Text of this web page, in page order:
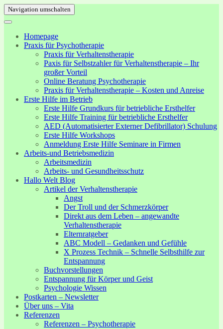
Navigation umschalten
Homepage
Praxis für Psychotherapie
Praxis für Verhaltenstherapie
Paxis für Selbstzahler für Verhaltenstherapie – Ihr
großer Vorteil
Online Beratung Psychotherapie
Praxis für Verhaltenstherapie – Kosten und Anreise
Erste Hilfe im Betrieb
Erste Hilfe Grundkurs für betriebliche Ersthelfer
Erste Hilfe Training für betriebliche Ersthelfer
AED (Automatisierter Externer Defibrillator) Schulung
Erste Hilfe Workshops
Anmeldung Erste Hilfe Seminare in Firmen
Arbeits-und Betriebsmedizin
Arbeitsmedizin
Arbeits- und Gesundheitsschutz
Hallo Welt Blog
Artikel der Verhaltenstherapie
Angst
Der Troll und der Schmerzkörper
Direkt aus dem Leben – angewandte
Verhaltenstherapie
Elternratgeber
ABC Modell – Gedanken und Gefühle
X Prozess Technik – Schnelle Selbsthilfe zur
Entspannung
Buchvorstellungen
Entspannung für Körper und Geist
Psychologie Wissen
Postkarten – Newsletter
Über uns – Vita
Referenzen
Referenzen – Psychotherapie